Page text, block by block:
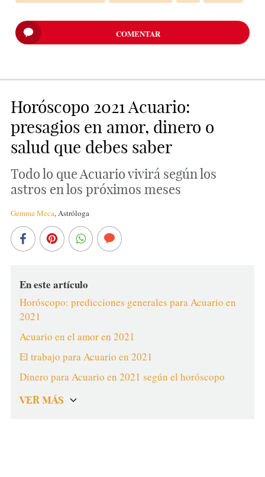
COMENTAR
Horóscopo 2021 Acuario:
presagios en amor, dinero o
salud que debes saber
Todo lo que Acuario vivirá según los
astros en los próximos meses
Gemma Meca,Astróloga
En este artículo
Horóscopo: predicciones generales para Acuario en
2021
Acuario en el amor en 2021
El trabajo para Acuario en 2021
Dinero para Acuario en 2021 según el horóscopo